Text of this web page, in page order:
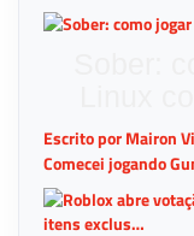
Escrito por Mairon
Comecei jogando